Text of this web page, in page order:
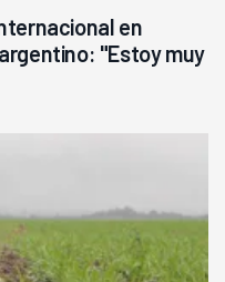
en
"Estoy muy